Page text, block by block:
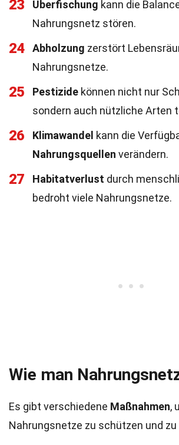
23 Überfischung kann die
Nahrungsnetz stören.
24 Abholzung zerstört
Nahrungsnetze.
25 Pestizide können nicht nur
sondern auch nützliche Arten
26 Klimawandel kann die
Nahrungsquellen verändern.
27 Habitatverlust durch
bedroht viele Nahrungsnetze.
Wie man
Es gibt verschiedene Maßnahmen,
Nahrungsnetze zu schützen und zu